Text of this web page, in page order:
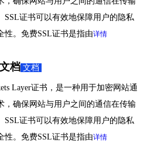
证书可以有效地保障用户的隐私
性。免费SSL证书是指由详情
档 文档
Layer证书，是一种用于加密网站通
，确保网站与用户之间的通信在传输
证书可以有效地保障用户的隐私
性。免费SSL证书是指由详情